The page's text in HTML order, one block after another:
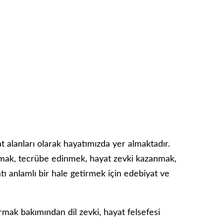
olarak hayatımızda yer almaktadır.
tecrübe edinmek, hayat zevki kazanmak,
anlamlı bir hale getirmek için edebiyat ve
bakımından dil zevki, hayat felsefesi